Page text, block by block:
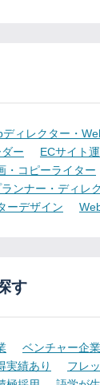
ィレクター・
ー
ECサイト
・コピーライター
ンナー・ディレ
ーデザイン
す
ベンチャー企業
実績あり フレ